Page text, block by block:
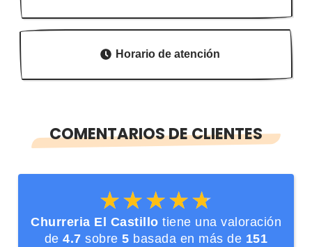
Horario de atención
COMENTARIOS DE CLIENTES
★★★★★
★★★★★
Churreria El Castillo tiene una valoración
de4.7 sobre5 basada en más de 151